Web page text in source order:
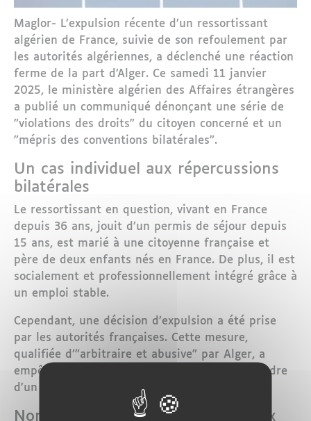
Maglor- L’expulsion récente d’un ressortissant
algérien de France, suivie de son refoulement par
les autorités algériennes, a déclenché une réaction
ferme de la part d’Alger. Ce samedi 11 janvier
2025, le ministère algérien des Affaires étrangères
a publié un communiqué dénonçant une série de
"violations des droits" du citoyen concerné et un
"mépris des conventions bilatérales".
Un cas individuel aux répercussions
bilatérales
Le ressortissant en question, vivant en France
depuis 36 ans, jouit d’un permis de séjour depuis
15 ans, est marié à une citoyenne française et
père de deux enfants nés en France. De plus, il est
socialement et professionnellement intégré grâce à
un emploi stable.
Cependant, une décision d’expulsion a été prise
par les autorités françaises. Cette mesure,
qualifiée d’"arbitraire et abusive" par Alger, a
empêché l’intéressé de se défendre dans le cadre
d’un procès prévu pour le 24 février 2025.
Non-respect des accords bilatéraux